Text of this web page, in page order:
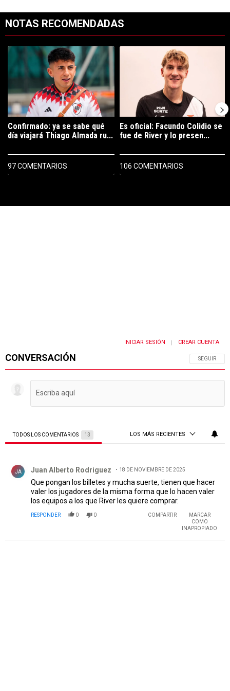
NOTAS RECOMENDADAS
Un artículo de tendencia con el título "Confirmado: ya se sabe qué
Confirmado: ya se sabe qué
día viajará Thiago Almada ru...
97 COMENTARIOS
Un artículo de tendencia con el
Es oficial: Facundo Colidio se
fue de River y lo presen...
106 COMENTARIOS
CONVERSACIÓN SIGA ESTA
SEGUIR
INICIAR SESIÓN | CREAR CUENTA
TODOS LOS COMENTARIOS 13 LOS MÁS RECIENTES
JA Juan Alberto Rodriguez 18 DE NOVIEMBRE DE 2025
Que pongan los billetes y mucha suerte, tienen que hacer
valer los jugadores de la misma forma que lo hacen valer
los equipos a los que River les quiere comprar.
RESPONDER 0 0 COMPARTIR
MARCAR
COMO
INAPROPIADO